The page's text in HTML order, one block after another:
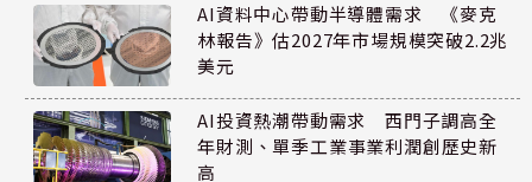
AI資料中心帶動半導體需求 《麥克
林報告》估2027年市場規模突破2.2兆
美元
AI投資熱潮帶動需求 西門子調高全
年財測、單季工業事業利潤創歷史新
高